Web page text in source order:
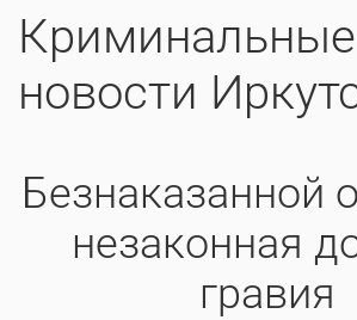
Криминальные
новости
Безнаказанной
незаконная
гравия